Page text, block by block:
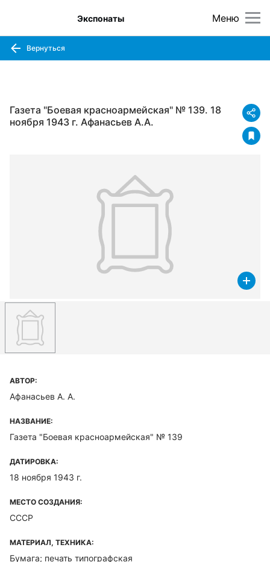
Меню
Экспонаты
Вернуться
Газета "Боевая красноармейская" № 139. 18
ноября 1943 г. Афанасьев А.А.
АВТОР:
Афанасьев А. А.
НАЗВАНИЕ:
Газета "Боевая красноармейская" № 139
ДАТИРОВКА:
18 ноября 1943 г.
МЕСТО СОЗДАНИЯ:
СССР
МАТЕРИАЛ, ТЕХНИКА:
Бумага; печать типографская